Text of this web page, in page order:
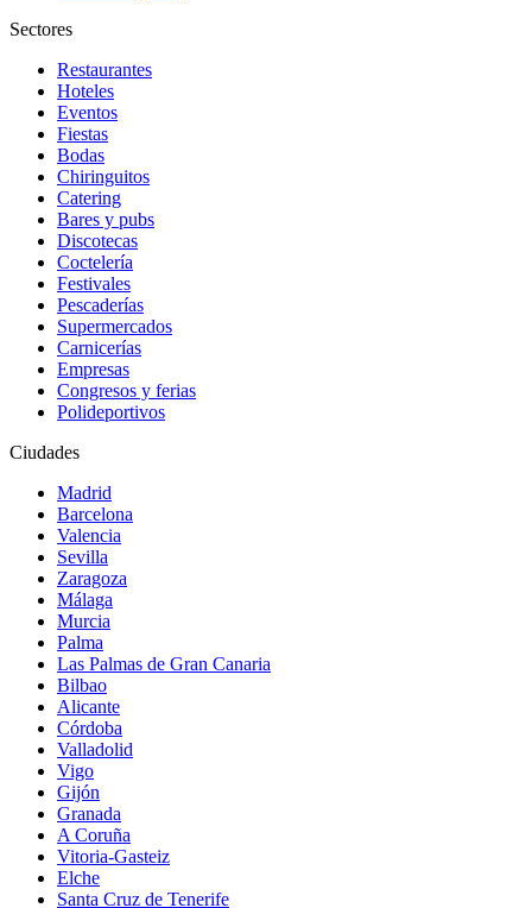
Sectores
Restaurantes
Hoteles
Eventos
Fiestas
Bodas
Chiringuitos
Catering
Bares y pubs
Discotecas
Coctelería
Festivales
Pescaderías
Supermercados
Carnicerías
Empresas
Congresos y ferias
Polideportivos
Ciudades
Madrid
Barcelona
Valencia
Sevilla
Zaragoza
Málaga
Murcia
Palma
Las Palmas de Gran Canaria
Bilbao
Alicante
Córdoba
Valladolid
Vigo
Gijón
Granada
A Coruña
Vitoria-Gasteiz
Elche
Santa Cruz de Tenerife